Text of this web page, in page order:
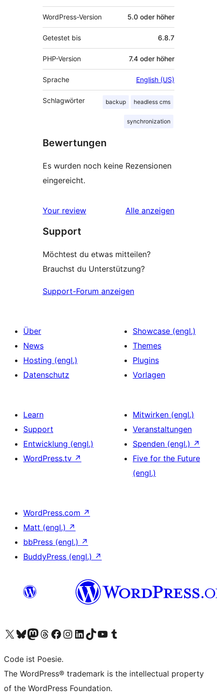
WordPress-Version 5.0 oder höher
Getestet bis 6.8.7
PHP-Version 7.4 oder höher
Sprache English (US)
Schlagwörter backup headless cms
synchronization
Bewertungen
Es wurden noch keine Rezensionen
eingereicht.
Your review Alle Rezensionen
anzeigen
Support
Möchtest du etwas mitteilen?
Brauchst du Unterstützung?
Support-Forum anzeigen
Über
News
Hosting (engl.)
Datenschutz
Showcase (engl.)
Themes
Plugins
Vorlagen
Learn
Support
Entwicklung (engl.)
WordPress.tv ↗
Mitwirken (engl.)
Veranstaltungen
Spenden (engl.) ↗
Five for the Future
(engl.)
WordPress.com ↗
Matt (engl.) ↗
bbPress (engl.) ↗
BuddyPress (engl.) ↗
Unser X-Konto (früher Twitter) besuchen
Unser Bluesky-Konto besuchen
Unser Mastodon-Konto besuchen
Unser Threads-Konto besuchen
Unsere Facebook-Seite besuchen
Unser Instagram-Konto besuchen
Unser LinkedIn-Konto besuchen
Unser TikTok-Konto besuchen
Unseren YouTube-Kanal besuchen
Unser Tumblr-Konto besuchen
Code ist Poesie.
The WordPress® trademark is the intellectual property
of the WordPress Foundation.